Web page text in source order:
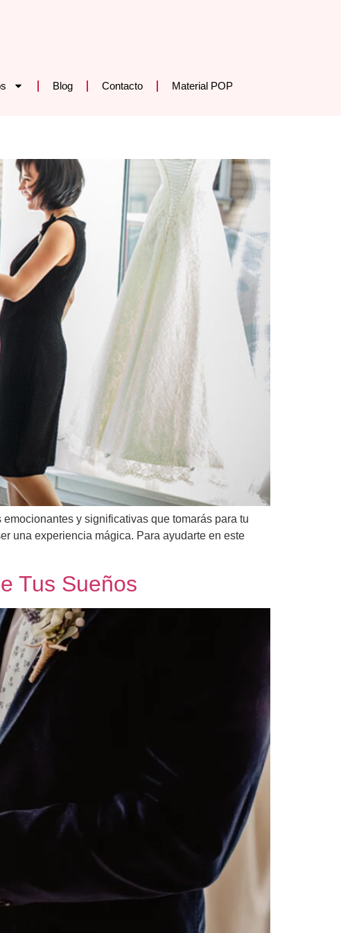
Blog Contacto Material POP
y significativas que tomarás para tu
una experiencia mágica. Para ayudarte en este
Tus Sueños